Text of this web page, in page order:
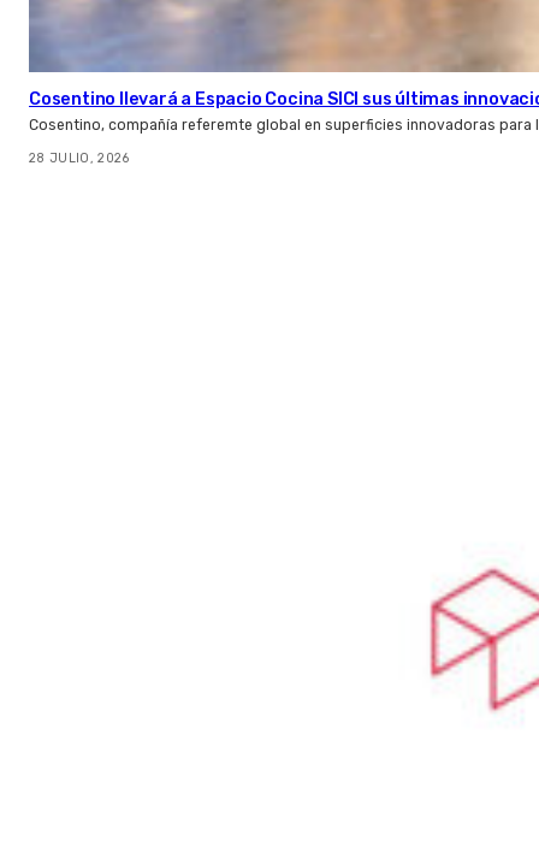
Cosentino llevará a Espacio Cocina SICI sus últimas
Cosentino, compañía referemte global en superficies innovadoras
28 JULIO, 2026